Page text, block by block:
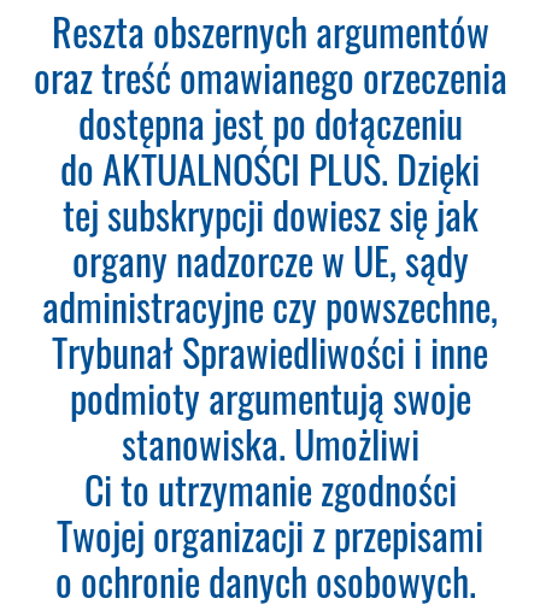
o Ochronie Danych
Osobowych (RODO).
Codzienna aktualizacja
bazy orzeczeń.
Teraz zamawiasz Szkolenie RODO -
Inspektor Ochrony Danych.Nie
musisz podawać karty płatniczej.
Wystarczy, że wypełnisz formularz
a na podany adres e-mail otrzymasz
fakturę VAT do opłacenia. Ważne:
Dopiero po zaksięgowaniu płatności
– system utworzy konto
użytkownika oraz uruchomi
subskrypcję. Dopiero od tego
momentu rozpoczyna się okres
Subskrypcji.
Reszta obszernych argumentów
oraz treść omawianego orzeczenia
dostępna jest po dołączeniu
do AKTUALNOŚCI PLUS. Dzięki
tej subskrypcji dowiesz się jak
organy nadzorcze w UE, sądy
administracyjne czy powszechne,
Trybunał Sprawiedliwości i inne
podmioty argumentują swoje
stanowiska. Umożliwi
Ci to utrzymanie zgodności
Twojej organizacji z przepisami
o ochronie danych osobowych.